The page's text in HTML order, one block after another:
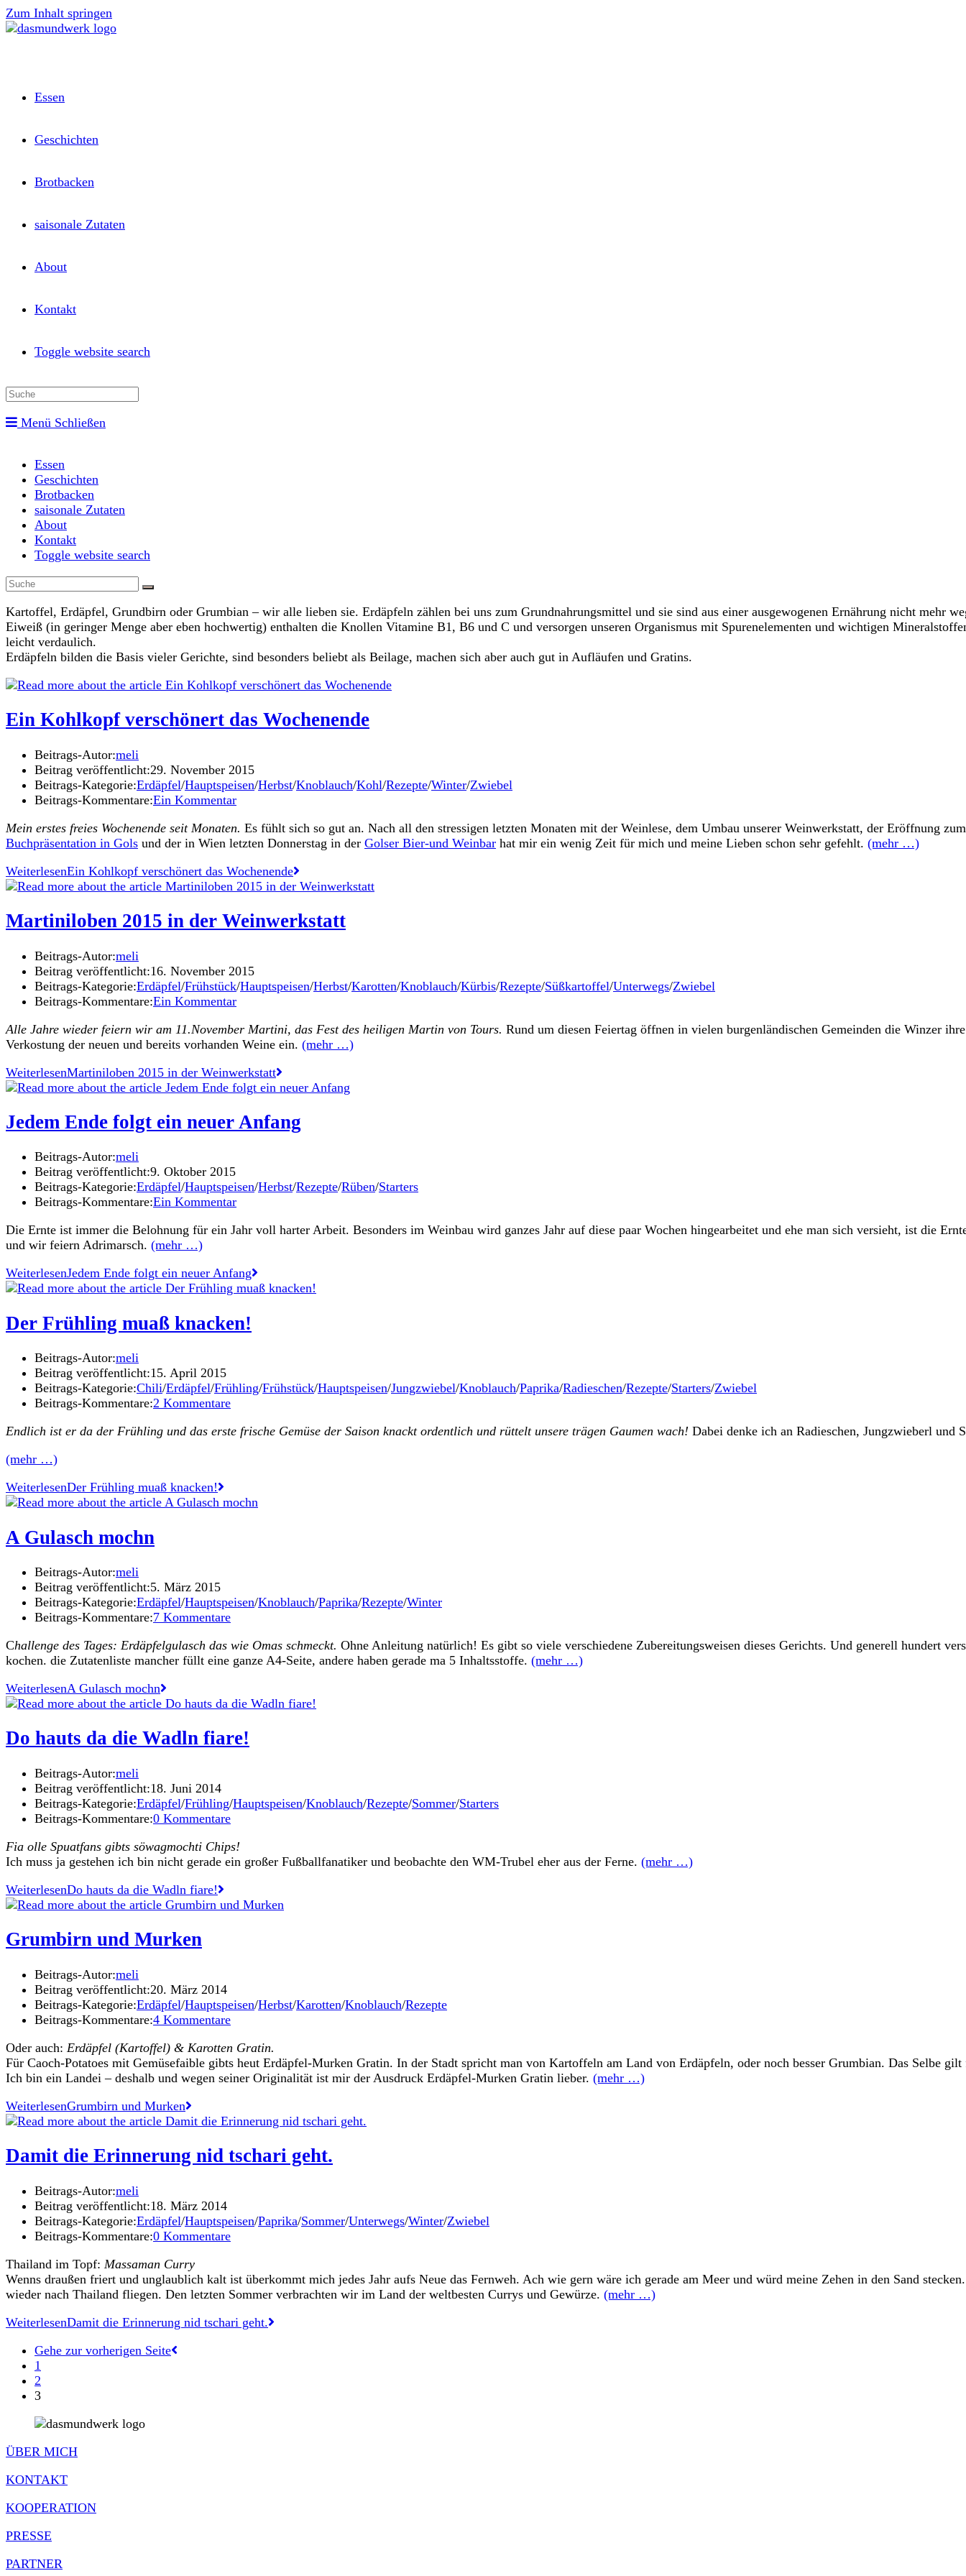
Zum Inhalt springen
Essen
Geschichten
Brotbacken
saisonale Zutaten
About
Kontakt
Toggle website search
Menü Schließen
Essen
Geschichten
Brotbacken
saisonale Zutaten
About
Kontakt
Toggle website search
Kartoffel, Erdäpfel, Grundbirn oder Grumbian – wir alle lieben sie. Erdäpfeln zählen bei uns zum Grundnahrungsmittel und sie sind aus einer ausgewogenen Ernährung nicht mehr
Eiweiß (in geringer Menge aber eben hochwertig) enthalten die Knollen Vitamine B1, B6 und C und versorgen unseren Organismus mit Spurenelementen und wichtigen
leicht verdaulich.
Erdäpfeln bilden die Basis vieler Gerichte, sind besonders beliebt als Beilage, machen sich aber auch gut in Aufläufen und Gratins.
Ein Kohlkopf verschönert das Wochenende
Beitrags-Autor:meli
Beitrag veröffentlicht:29. November 2015
Beitrags-Kategorie:Erdäpfel/Hauptspeisen/Herbst/Knoblauch/Kohl/Rezepte/Winter/Zwiebel
Beitrags-Kommentare:Ein Kommentar
Mein erstes freies Wochenende seit Monaten. Es fühlt sich so gut an. Nach all den stressigen letzten Monaten mit der Weinlese, dem Umbau unserer Weinwerkstatt, der Eröffnung
Buchpräsentation in Gols und der in Wien letzten Donnerstag in der Golser Bier-und Weinbar hat mir ein wenig Zeit für mich und meine Lieben schon sehr gefehlt. (mehr …)
WeiterlesenEin Kohlkopf verschönert das Wochenende
Martiniloben 2015 in der Weinwerkstatt
Beitrags-Autor:meli
Beitrag veröffentlicht:16. November 2015
Beitrags-Kategorie:Erdäpfel/Frühstück/Hauptspeisen/Herbst/Karotten/Knoblauch/Kürbis/Rezepte/Süßkartoffel/Unterwegs/Zwiebel
Beitrags-Kommentare:Ein Kommentar
Alle Jahre wieder feiern wir am 11.November Martini, das Fest des heiligen Martin von Tours. Rund um diesen Feiertag öffnen in vielen burgenländischen Gemeinden die Winzer
Verkostung der neuen und bereits vorhanden Weine ein. (mehr …)
WeiterlesenMartiniloben 2015 in der Weinwerkstatt
Jedem Ende folgt ein neuer Anfang
Beitrags-Autor:meli
Beitrag veröffentlicht:9. Oktober 2015
Beitrags-Kategorie:Erdäpfel/Hauptspeisen/Herbst/Rezepte/Rüben/Starters
Beitrags-Kommentare:Ein Kommentar
Die Ernte ist immer die Belohnung für ein Jahr voll harter Arbeit. Besonders im Weinbau wird ganzes Jahr auf diese paar Wochen hingearbeitet und ehe man sich versieht, ist die
und wir feiern Adrimarsch. (mehr …)
WeiterlesenJedem Ende folgt ein neuer Anfang
Der Frühling muaß knacken!
Beitrags-Autor:meli
Beitrag veröffentlicht:15. April 2015
Beitrags-Kategorie:Chili/Erdäpfel/Frühling/Frühstück/Hauptspeisen/Jungzwiebel/Knoblauch/Paprika/Radieschen/Rezepte/Starters/Zwiebel
Beitrags-Kommentare:2 Kommentare
Endlich ist er da der Frühling und das erste frische Gemüse der Saison knackt ordentlich und rüttelt unsere trägen Gaumen wach! Dabei denke ich an Radieschen, Jungzwieberl und
(mehr …)
WeiterlesenDer Frühling muaß knacken!
A Gulasch mochn
Beitrags-Autor:meli
Beitrag veröffentlicht:5. März 2015
Beitrags-Kategorie:Erdäpfel/Hauptspeisen/Knoblauch/Paprika/Rezepte/Winter
Beitrags-Kommentare:7 Kommentare
Challenge des Tages: Erdäpfelgulasch das wie Omas schmeckt. Ohne Anleitung natürlich! Es gibt so viele verschiedene Zubereitungsweisen dieses Gerichts. Und generell hundert
kochen. die Zutatenliste mancher füllt eine ganze A4-Seite, andere haben gerade ma 5 Inhaltsstoffe. (mehr …)
WeiterlesenA Gulasch mochn
Do hauts da die Wadln fiare!
Beitrags-Autor:meli
Beitrag veröffentlicht:18. Juni 2014
Beitrags-Kategorie:Erdäpfel/Frühling/Hauptspeisen/Knoblauch/Rezepte/Sommer/Starters
Beitrags-Kommentare:0 Kommentare
Fia olle Spuatfans gibts söwagmochti Chips!
Ich muss ja gestehen ich bin nicht gerade ein großer Fußballfanatiker und beobachte den WM-Trubel eher aus der Ferne. (mehr …)
WeiterlesenDo hauts da die Wadln fiare!
Grumbirn und Murken
Beitrags-Autor:meli
Beitrag veröffentlicht:20. März 2014
Beitrags-Kategorie:Erdäpfel/Hauptspeisen/Herbst/Karotten/Knoblauch/Rezepte
Beitrags-Kommentare:4 Kommentare
Oder auch: Erdäpfel (Kartoffel) & Karotten Gratin.
Für Caoch-Potatoes mit Gemüsefaible gibts heut Erdäpfel-Murken Gratin. In der Stadt spricht man von Kartoffeln am Land von Erdäpfeln, oder noch besser Grumbian. Das Selbe
Ich bin ein Landei – deshalb und wegen seiner Originalität ist mir der Ausdruck Erdäpfel-Murken Gratin lieber. (mehr …)
WeiterlesenGrumbirn und Murken
Damit die Erinnerung nid tschari geht.
Beitrags-Autor:meli
Beitrag veröffentlicht:18. März 2014
Beitrags-Kategorie:Erdäpfel/Hauptspeisen/Paprika/Sommer/Unterwegs/Winter/Zwiebel
Beitrags-Kommentare:0 Kommentare
Thailand im Topf: Massaman Curry
Wenns draußen friert und unglaublich kalt ist überkommt mich jedes Jahr aufs Neue das Fernweh. Ach wie gern wäre ich gerade am Meer und würd meine Zehen in den Sand
wieder nach Thailand fliegen. Den letzten Sommer verbrachten wir im Land der weltbesten Currys und Gewürze. (mehr …)
WeiterlesenDamit die Erinnerung nid tschari geht.
Gehe zur vorherigen Seite
1
2
3
ÜBER MICH
KONTAKT
KOOPERATION
PRESSE
PARTNER